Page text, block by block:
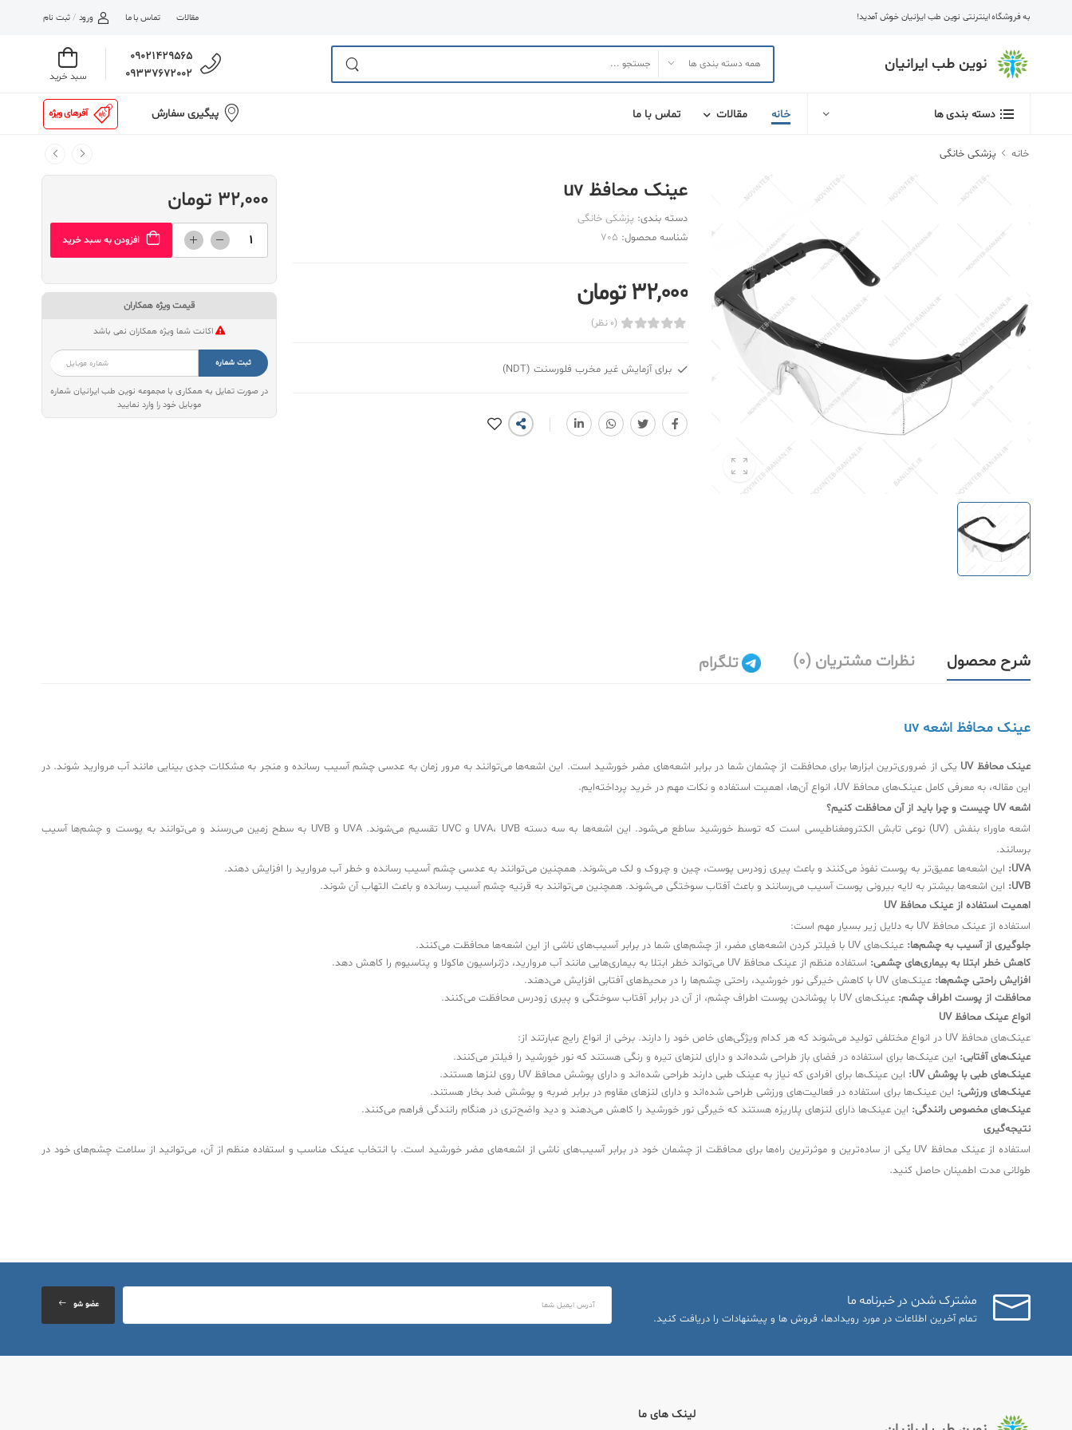
به فروشگاه اینترنتی نوین طب ایرانیان خوش آمدید! مقالات تماس با ما ورود / ثبت نام
نوین طب ایرانیان
09021429565
09337672002
سبد خرید
دسته بندی ها خانه مقالات تماس با ما پیگیری سفارش آفرهای ویژه
خانه پزشکی خانگی
عینک محافظ uv
دسته بندی: پزشکی خانگی
شناسه محصول: 705
32,000 تومان
(0 نظر)
برای آزمایش غیر مخرب فلورسنت (NDT)
32,000 تومان
افزودن به سبد خرید
قیمت ویژه همکاران
اکانت شما ویژه همکاران نمی باشد
ثبت شماره
در صورت تمایل به همکاری با مجموعه نوین طب ایرانیان شماره
موبایل خود را وارد نمایید
شرح محصول نظرات مشتریان (0) تلگرام
عینک محافظ اشعه uv
عینک محافظ UV
یکی از ضروری‌ترین ابزارها برای محافظت از چشمان شما در برابر اشعه‌های مضر خورشید است. این اشعه‌ها می‌توانند به مرور زمان به عدسی چشم آسیب رسانده و منجر به مشکلات جدی بینایی مانند آب مروارید شوند. در
این مقاله، به معرفی کامل عینک‌های محافظ UV، انواع آن‌ها، اهمیت استفاده و نکات مهم در خرید پرداخته‌ایم.
اشعه UV چیست و چرا باید از آن محافظت کنیم؟
اشعه ماوراء بنفش (UV) نوعی تابش الکترومغناطیسی است که توسط خورشید ساطع می‌شود. این اشعه‌ها به سه دسته UVA، UVB و UVC تقسیم می‌شوند. UVA و UVB به سطح زمین می‌رسند و می‌توانند به پوست و چشم‌ها آسیب
برسانند.
UVA: این اشعه‌ها عمیق‌تر به پوست نفوذ می‌کنند و باعث پیری زودرس پوست، چین و چروک و لک می‌شوند. همچنین می‌توانند به عدسی چشم آسیب رسانده و خطر آب مروارید را افزایش دهند.
UVB: این اشعه‌ها بیشتر به لایه بیرونی پوست آسیب می‌رسانند و باعث آفتاب سوختگی می‌شوند. همچنین می‌توانند به قرنیه چشم آسیب رسانده و باعث التهاب آن شوند.
اهمیت استفاده از عینک محافظ UV
استفاده از عینک محافظ UV به دلایل زیر بسیار مهم است:
جلوگیری از آسیب به چشم‌ها: عینک‌های UV با فیلتر کردن اشعه‌های مضر، از چشم‌های شما در برابر آسیب‌های ناشی از این اشعه‌ها محافظت می‌کنند.
کاهش خطر ابتلا به بیماری‌های چشمی: استفاده منظم از عینک محافظ UV می‌تواند خطر ابتلا به بیماری‌هایی مانند آب مروارید، دژنراسیون ماکولا و پتاسیوم را کاهش دهد.
افزایش راحتی چشم‌ها: عینک‌های UV با کاهش خیرگی نور خورشید، راحتی چشم‌ها را در محیط‌های آفتابی افزایش می‌دهند.
محافظت از پوست اطراف چشم: عینک‌های UV با پوشاندن پوست اطراف چشم، از آن در برابر آفتاب سوختگی و پیری زودرس محافظت می‌کنند.
انواع عینک محافظ UV
عینک‌های محافظ UV در انواع مختلفی تولید می‌شوند که هر کدام ویژگی‌های خاص خود را دارند. برخی از انواع رایج عبارتند از:
عینک‌های آفتابی: این عینک‌ها برای استفاده در فضای باز طراحی شده‌اند و دارای لنزهای تیره و رنگی هستند که نور خورشید را فیلتر می‌کنند.
عینک‌های طبی با پوشش UV:
این عینک‌ها برای افرادی که نیاز به عینک طبی دارند طراحی شده‌اند و دارای پوشش محافظ UV روی لنزها هستند.
عینک‌های ورزشی: این عینک‌ها برای استفاده در فعالیت‌های ورزشی طراحی شده‌اند و دارای لنزهای مقاوم در برابر ضربه و پوشش ضد بخار هستند.
عینک‌های مخصوص رانندگی: این عینک‌ها دارای لنزهای پلاریزه هستند که خیرگی نور خورشید را کاهش می‌دهند و دید واضح‌تری در هنگام رانندگی فراهم می‌کنند.
نتیجه‌گیری
استفاده از عینک محافظ UV یکی از ساده‌ترین و موثرترین راه‌ها برای محافظت از چشمان خود در برابر آسیب‌های ناشی از اشعه‌های مضر خورشید است. با انتخاب عینک مناسب و استفاده منظم از آن، می‌توانید از سلامت چشم‌های خود در
طولانی مدت اطمینان حاصل کنید.
مشترک شدن در خبرنامه ما
تمام آخرین اطلاعات در مورد رویدادها، فروش ها و پیشنهادات را دریافت کنید.
عضو شو
لینک های ما